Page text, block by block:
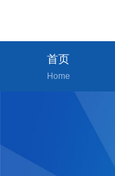
首页
Home